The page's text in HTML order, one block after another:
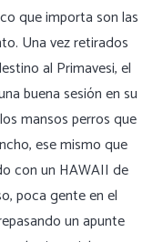
que importa son las
Una vez retirados
al Primavesi, el
buena sesión en su
mansos perros que
ese mismo que
con un HAWAII de
poca gente en el
un apunte